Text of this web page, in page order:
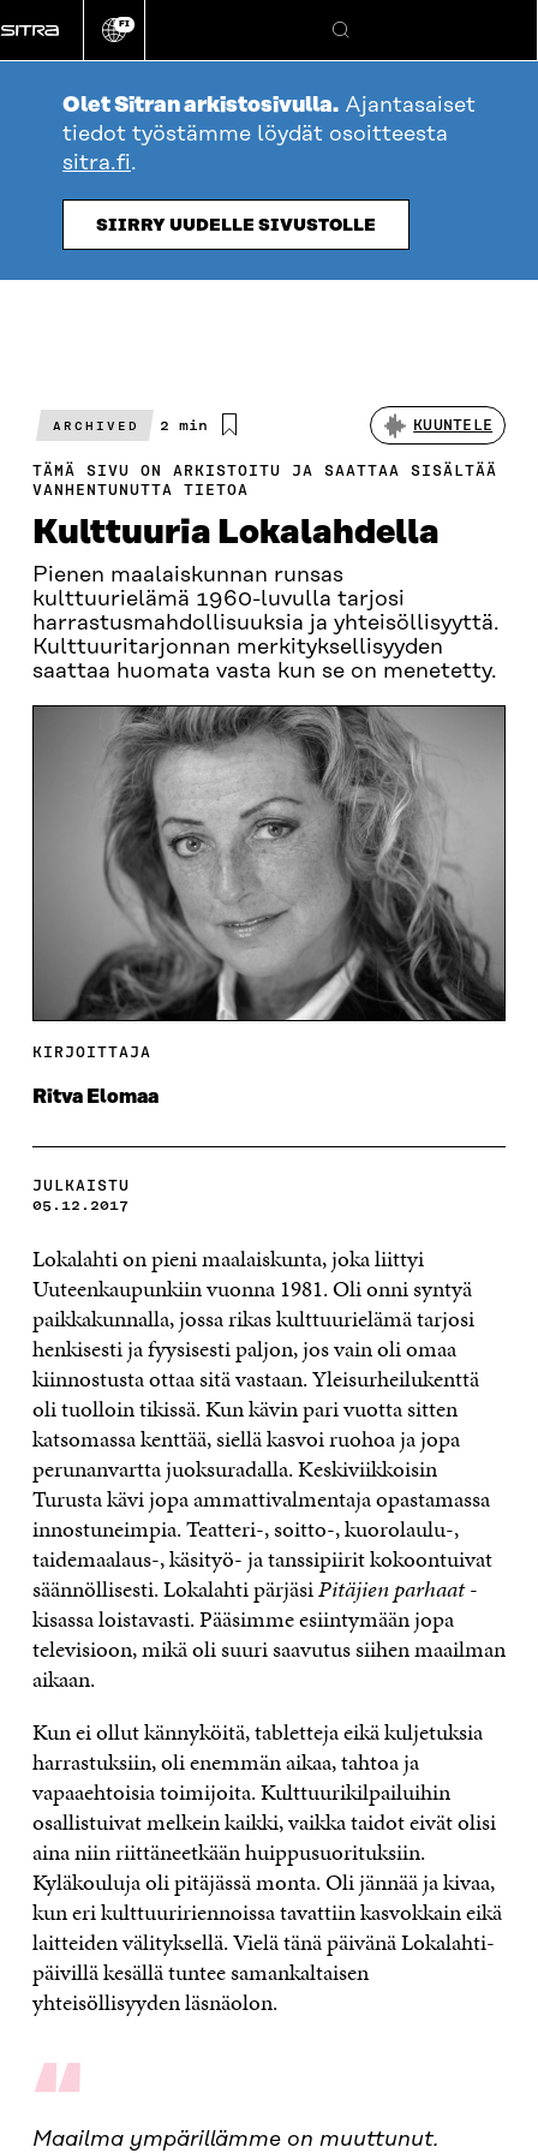
suoraan
sisältöön
Vaihda
kieli
FI
Hae
Olet Sitran arkistosivulla. Ajantasaiset
tiedot työstämme löydät osoitteesta
sitra.fi.
SIIRRY UUDELLE SIVUSTOLLE
ARCHIVED
Arvioitu
2 min KUUNTELE
TÄMÄ SIVU ON ARKISTOITU JA SAATTAA SISÄLTÄÄ
VANHENTUNUTTA TIETOA
Kulttuuria Lokalahdella
Pienen maalaiskunnan runsas
kulttuurielämä 1960-luvulla tarjosi
harrastusmahdollisuuksia ja yhteisöllisyyttä.
Kulttuuritarjonnan merkityksellisyyden
saattaa huomata vasta kun se on menetetty.
KIRJOITTAJA
Ritva Elomaa
JULKAISTU
05.12.2017
Lokalahti on pieni maalaiskunta, joka liittyi
Uuteenkaupunkiin vuonna 1981. Oli onni syntyä
paikkakunnalla, jossa rikas kulttuurielämä tarjosi
henkisesti ja fyysisesti paljon, jos vain oli omaa
kiinnostusta ottaa sitä vastaan. Yleisurheilukenttä
oli tuolloin tikissä. Kun kävin pari vuotta sitten
katsomassa kenttää, siellä kasvoi ruohoa ja jopa
perunanvartta juoksuradalla. Keskiviikkoisin
Turusta kävi jopa ammattivalmentaja opastamassa
innostuneimpia. Teatteri-, soitto-, kuorolaulu-,
taidemaalaus-, käsityö- ja tanssipiirit kokoontuivat
säännöllisesti. Lokalahti pärjäsiPitäjien parhaat-
kisassa loistavasti. Pääsimme esiintymään jopa
televisioon, mikä oli suuri saavutus siihen maailman
aikaan.
Kun ei ollut kännyköitä, tabletteja eikä kuljetuksia
harrastuksiin, oli enemmän aikaa, tahtoa ja
vapaaehtoisia toimijoita. Kulttuurikilpailuihin
osallistuivat melkein kaikki, vaikka taidot eivät olisi
aina niin riittäneetkään huippusuorituksiin.
Kyläkouluja oli pitäjässä monta. Oli jännää ja kivaa,
kun eri kulttuuririennoissa tavattiin kasvokkain eikä
laitteiden välityksellä. Vielä tänä päivänä Lokalahti-
päivillä kesällä tuntee samankaltaisen
yhteisöllisyyden läsnäolon.
“
Maailma ympärillämme on muuttunut.